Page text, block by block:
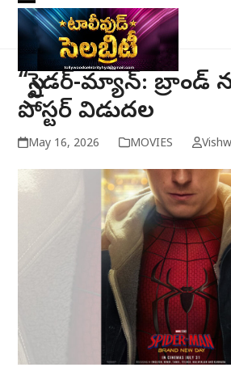
Skip
content
Open
mobile
menu
Close
mobile
menu
“స్పైడర్-మ్యాన్: బ్రాండ్
పోస్టర్ విడుదల
May 16, 2026 MOVIES